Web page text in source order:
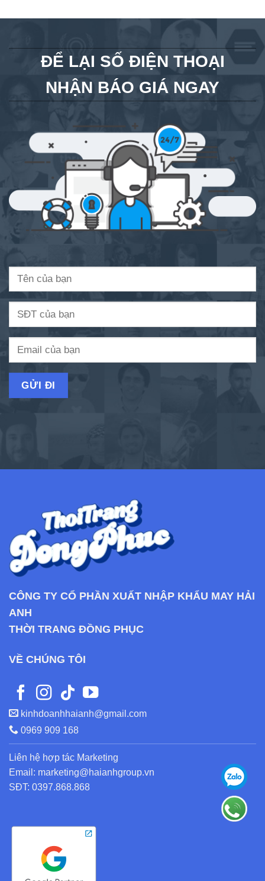
ĐỂ LẠI SỐ ĐIỆN THOẠI
NHẬN BÁO GIÁ NGAY
CÔNG TY CỔ PHẦN XUẤT NHẬP KHẨU MAY HẢI
ANH
THỜI TRANG ĐỒNG PHỤC
VỀ CHÚNG TÔI
kinhdoanhhaianh@gmail.com
0969 909 168
Liên hệ hợp tác Marketing
Email: marketing@haianhgroup.vn
SĐT: 0397.868.868